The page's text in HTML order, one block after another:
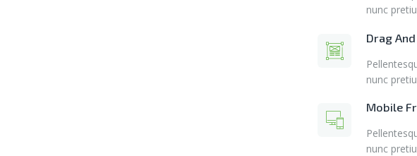
nunc
Drag
nunc
Mobile
nunc